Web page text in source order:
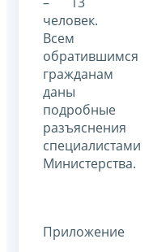
человек.
Всем
обратившимся
гражданам
даны
подробные
разъяснения
специалистами
Министерства.
Приложение